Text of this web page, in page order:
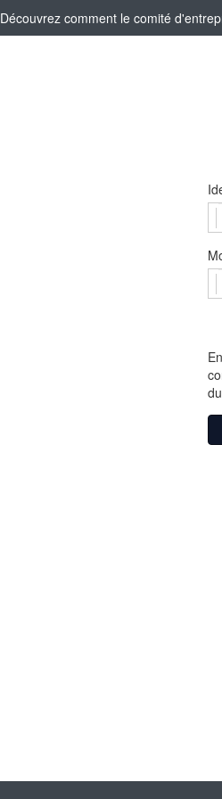
Découvrez comment le comité